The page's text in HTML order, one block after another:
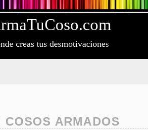
TuCoso.com
creas tus desmotivaciones
COSOS ARMADOS